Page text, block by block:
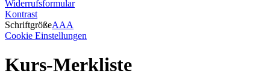
Widerrufsformular
Kontrast
SchriftgrößeAAA
Cookie Einstellungen
Kurs-Merkliste